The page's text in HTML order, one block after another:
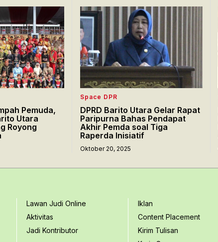
Pemuda,
Utara
Royong
Space DPR
DPRD Barito Utara Gelar Rapat
Paripurna Bahas Pendapat
Akhir Pemda soal Tiga
Raperda Inisiatif
Oktober 20, 2025
Lawan Judi Online
Aktivitas
Jadi Kontributor
Iklan
Content Placement
Kirim Tulisan